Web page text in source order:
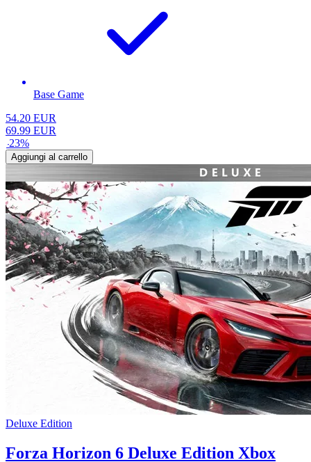
Base Game
54.20 EUR
69.99 EUR
-23%
Aggiungi al carrello
Deluxe Edition
Forza Horizon 6 Deluxe Edition Xbox